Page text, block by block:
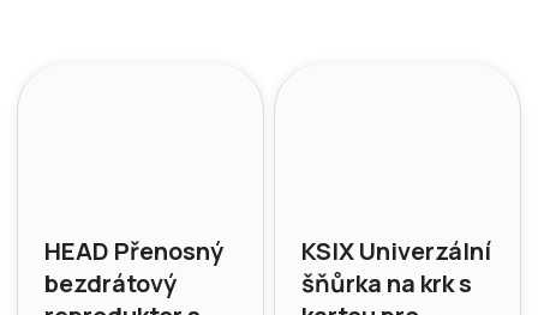
HEAD Přenosný
bezdrátový
KSIX Univerzální
šňůrka na krk s